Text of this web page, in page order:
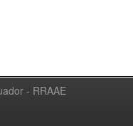
- RRAAE